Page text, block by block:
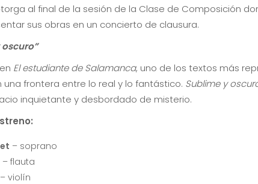
al final de la sesión de la Clase de Composición
sus obras en un concierto de clausura.
oscuro”
El estudiante de Salamanca, uno de los textos más
frontera entre lo real y lo fantástico. Sublime y
inquietante y desbordado de misterio.
– soprano
– flauta
– violín